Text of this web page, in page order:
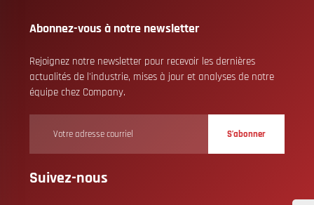
Abonnez-vous à notre newsletter
Rejoignez notre newsletter pour recevoir les dernières
actualités de l'industrie, mises à jour et analyses de notre
équipe chez Company.
S’abonner
Suivez-nous